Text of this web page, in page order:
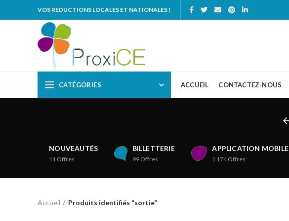
VOS REDUCTIONS LOCALES ET NATIONALES !
CATÉGORIES ACCUEIL CONTACTEZ-NOUS
NOUVEAUTÉS
11 Offres
BILLETTERIE
99 Offres
APPLICATION MOBILE
1 174Offres
Accueil Produits identifiés “sortie”